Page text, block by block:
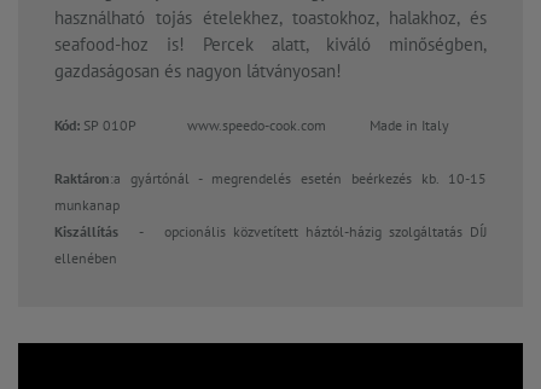
használható tojás ételekhez, toastokhoz, halakhoz, és
seafood-hoz is! Percek alatt, kiváló minőségben,
gazdaságosan és nagyon látványosan!
Kód: SP 010P www.speedo-cook.com Made in Italy
Raktáron:a gyártónál - megrendelés esetén beérkezés kb. 10-15
munkanap
Kiszállítás - opcionális közvetített háztól-házig szolgáltatás DÍJ
ellenében